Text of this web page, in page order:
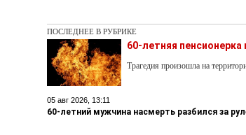
ПОСЛЕДНЕЕ В РУБРИКЕ
60-летняя
Трагедия произошла на
05 авг 2026, 13:11
60-летний мужчина насмерть разбился за